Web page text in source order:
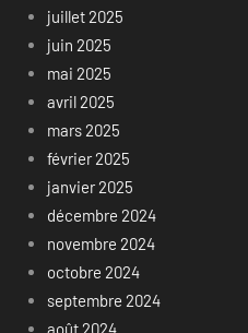
juillet 2025
juin 2025
mai 2025
avril 2025
mars 2025
février 2025
janvier 2025
décembre 2024
novembre 2024
octobre 2024
septembre 2024
août 2024